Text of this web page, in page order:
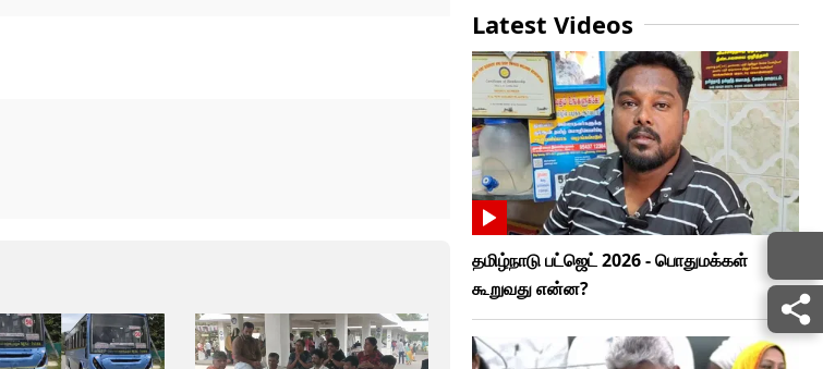
Latest Videos
தமிழ்நாடு பட்ஜெட் 2026 - பொதுமக்கள்
கூறுவது என்ன?